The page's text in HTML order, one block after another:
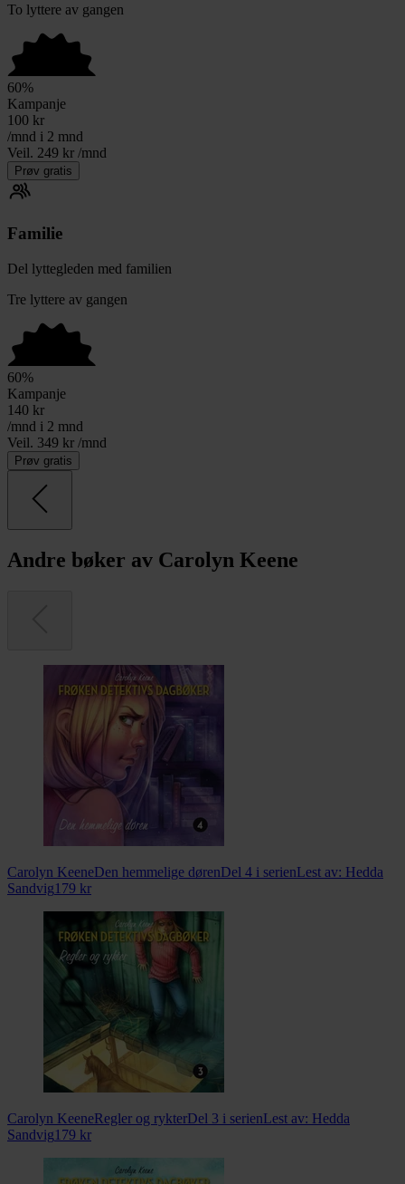
To lyttere av gangen
60%
Kampanje
100 kr
/mnd i 2 mnd
Veil. 249 kr /mnd
Prøv gratis
Familie
Del lyttegleden med familien
Tre lyttere av gangen
60%
Kampanje
140 kr
/mnd i 2 mnd
Veil. 349 kr /mnd
Prøv gratis
Andre bøker av Carolyn Keene
Carolyn KeeneDen hemmelige dørenDel 4 i serienLest av: Hedda
Sandvig179 kr
Carolyn KeeneRegler og rykterDel 3 i serienLest av: Hedda
Sandvig179 kr